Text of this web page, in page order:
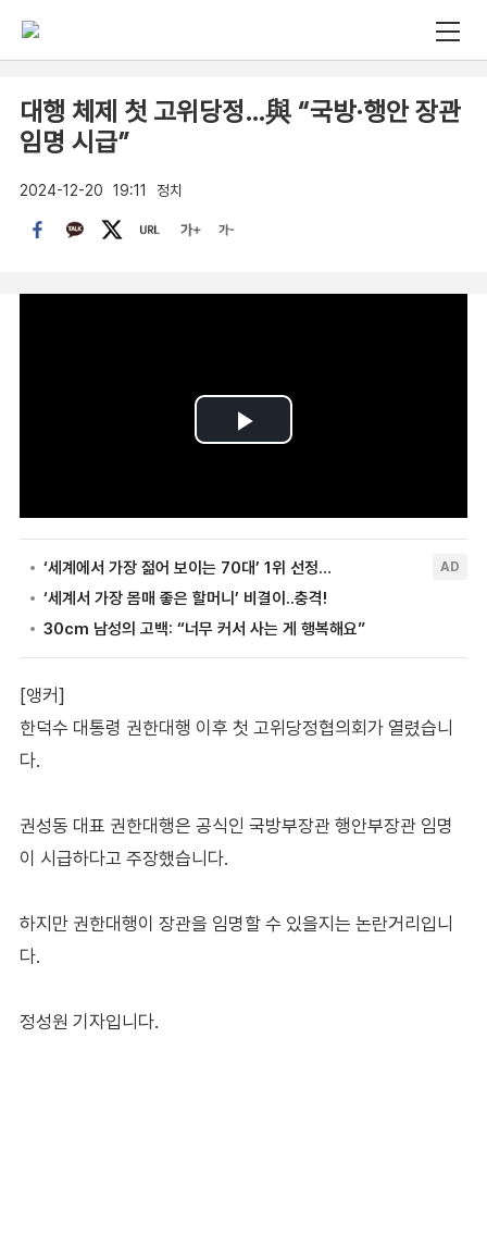
대행 체제 첫 고위당정…與 “국방·행안 장관
임명 시급”
2024-12-20 19:11 정치
[앵커]
한덕수 대통령 권한대행 이후 첫 고위당정협의회가 열렸습니
다.
권성동 대표 권한대행은 공식인 국방부장관 행안부장관 임명
이 시급하다고 주장했습니다.
하지만 권한대행이 장관을 임명할 수 있을지는 논란거리입니
다.
정성원 기자입니다.